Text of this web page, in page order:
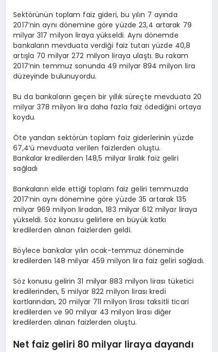
Sektörünün toplam faiz gideri, bu yılın 7 ayında
2017’nin aynı dönemine göre yüzde 23,4 artarak 79
milyar 317 milyon liraya yükseldi. Aynı dönemde
bankaların mevduata verdiği faiz tutarı yüzde 40,8
artışla 70 milyar 272 milyon liraya ulaştı. Bu rakam
2017’nin temmuz sonunda 49 milyar 894 milyon lira
düzeyinde bulunuyordu.
Bu da bankaların geçen bir yıllık süreçte mevduata 20
milyar 378 milyon lira daha fazla faiz ödediğini ortaya
koydu.
Öte yandan sektörün toplam faiz giderlerinin yüzde
67,4’ü mevduata verilen faizlerden oluştu.
Bankalar kredilerden 148,5 milyar liralık faiz geliri
sağladı
Bankaların elde ettiği toplam faiz geliri temmuzda
2017’nin aynı dönemine göre yüzde 35 artarak 135
milyar 969 milyon liradan, 183 milyar 612 milyar liraya
yükseldi. Söz konusu gelirlere en büyük katkı
kredilerden alınan faizlerden geldi.
Böylece bankalar yılın ocak-temmuz döneminde
kredilerden 148 milyar 459 milyon lira faiz geliri sağladı.
Söz konusu gelirin 31 milyar 883 milyon lirası tüketici
kredilerinden, 5 milyar 822 milyon lirası kredi
kartlarından, 20 milyar 711 milyon lirası taksitli ticari
kredilerden ve 90 milyar 43 milyon lirası diğer
kredilerden alınan faizlerden oluştu.
Net faiz geliri 80 milyar liraya dayandı